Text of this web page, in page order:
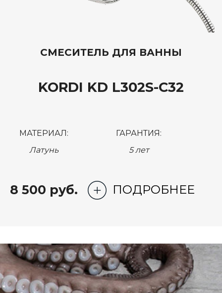
СМЕСИТЕЛЬ ДЛЯ ВАННЫ
KORDI KD L302S-C32
МАТЕРИАЛ:
ГАРАНТИЯ:
Латунь
5 лет
8 500 руб. ПОДРОБНЕЕ